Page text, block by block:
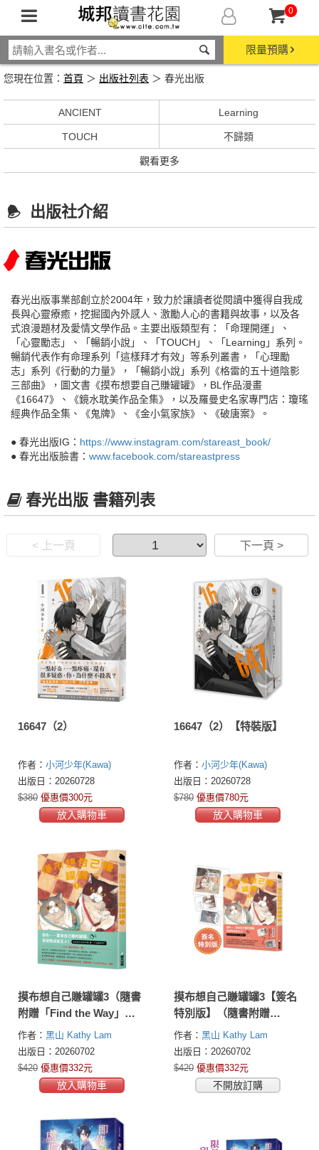
0
限量預購
您現在位置： 首頁 ＞ 出版社列表 ＞ 春光出版
ANCIENT Learning
TOUCH 不歸類
觀看更多
出版社介紹
春光出版事業部創立於2004年，致力於讓讀者從閱讀中獲得自我成
長與心靈療癒，挖掘國內外感人、激勵人心的書籍與故事，以及各
式浪漫題材及愛情文學作品。主要出版類型有：「命理開運」、
「心靈勵志」、「暢銷小說」、「TOUCH」、「Learning」系列。
暢銷代表作有命理系列「這樣拜才有效」等系列叢書，「心理勵
志」系列《行動的力量》，「暢銷小說」系列《格雷的五十道陰影
三部曲》，圖文書《摸布想要自己賺罐罐》，BL作品漫畫
《16647》、《鏡水耽美作品全集》，以及羅曼史名家專門店：瓊瑤
經典作品全集、《鬼牌》、《金小氣家族》、《破唐案》。
● 春光出版IG： https://www.instagram.com/stareast_book/
● 春光出版臉書： www.facebook.com/stareastpress
春光出版 書籍列表
< 上一頁 下一頁 >
16647（2）
作者： 小河少年(Kawa)
出版日：20260728
$380 優惠價300元
放入購物車
16647（2）【特裝版】
作者： 小河少年(Kawa)
出版日：20260728
$780 優惠價780元
放入購物車
摸布想自己賺罐罐3（隨書
附贈「Find the Way」海
報）
作者： 黑山 Kathy Lam
出版日：20260702
$420 優惠價332元
放入購物車
摸布想自己賺罐罐3【簽名
特別版】（隨書附贈
「Find the Way」海報，
加贈「摸布&弗蘭茲」透卡
書籤）
作者： 黑山 Kathy Lam
出版日：20260702
$420 優惠價332元
不開放訂購